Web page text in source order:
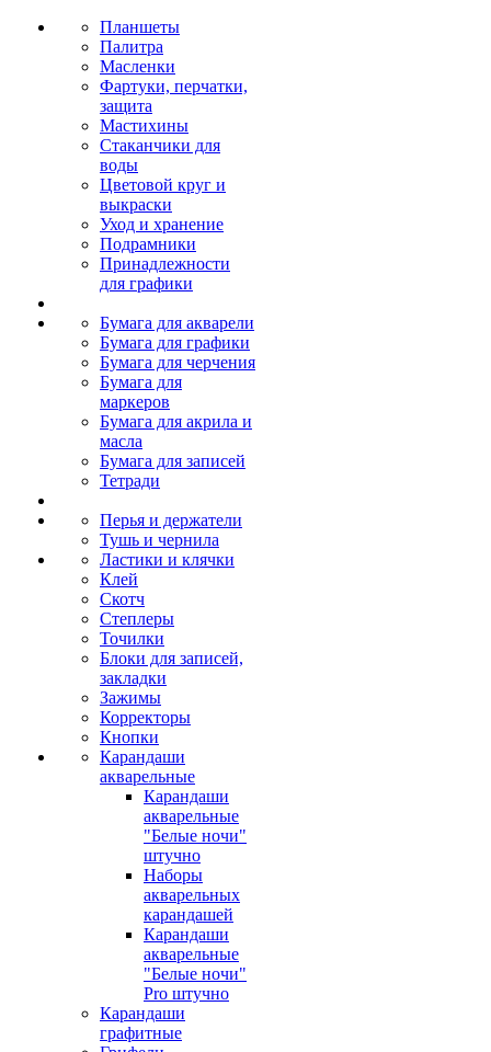
Планшеты
Палитра
Масленки
Фартуки, перчатки,
защита
Мастихины
Стаканчики для
воды
Цветовой круг и
выкраски
Уход и хранение
Подрамники
Принадлежности
для графики
Бумага для акварели
Бумага для графики
Бумага для черчения
Бумага для
маркеров
Бумага для акрила и
масла
Бумага для записей
Тетради
Перья и держатели
Тушь и чернила
Ластики и клячки
Клей
Скотч
Степлеры
Точилки
Блоки для записей,
закладки
Зажимы
Корректоры
Кнопки
Карандаши
акварельные
Карандаши
акварельные
"Белые ночи"
штучно
Наборы
акварельных
карандашей
Карандаши
акварельные
"Белые ночи"
Pro штучно
Карандаши
графитные